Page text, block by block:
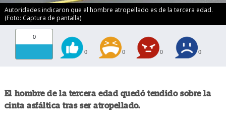
Autoridades indicaron que el hombre atropellado es de la tercera edad.
(Foto: Captura de pantalla)
0
0 0 0 0
El hombre de la tercera edad quedó tendido sobre la
cinta asfáltica tras ser atropellado.